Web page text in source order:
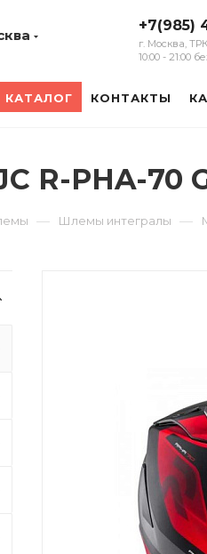
+7(985)
г. Москва,
10:00 - 21:00
КАТАЛОГ КОНТАКТЫ
R-PHA-70
— Шлемы интегралы —